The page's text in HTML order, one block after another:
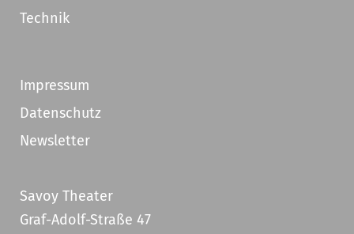
Technik
Impressum
Datenschutz
Newsletter
Savoy Theater
Graf-Adolf-Straße 47